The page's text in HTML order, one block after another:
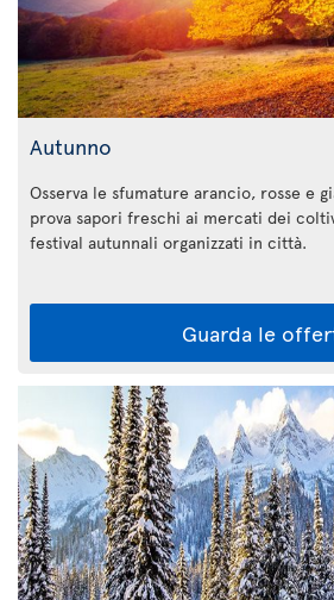
Autunno
Osserva le sfumature arancio, rosse e
prova sapori freschi ai mercati dei
festival autunnali organizzati in città.
Guarda le